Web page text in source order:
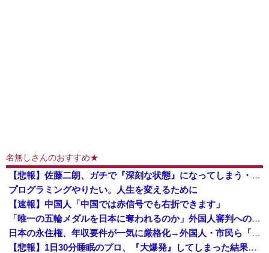
名無しさんのおすすめ★
【悲報】佐藤二朗、ガチで『深刻な状態』になってしまう・・・・
プログラミングやりたい。人生を変えるために
【速報】中国人「中国では赤信号でも右折できます」
「唯一の五輪メダルを日本に奪われるのか」外国人審判への“性接待”で大揺れの韓国サッカー界、ロンドン五輪メダル剝奪の可能性に戦々恐々「前例がない」
日本の永住権、年収要件が一気に厳格化→外国人・市民ら「差別だ！」と抗議
【悲報】1日30分睡眠のプロ、『大爆発』してしまった結果・・・・・